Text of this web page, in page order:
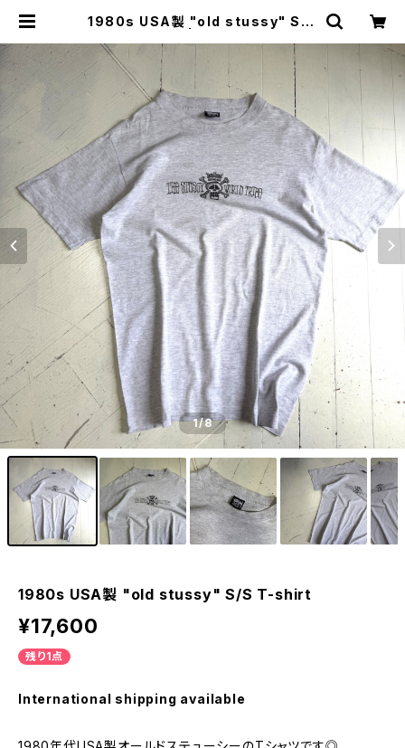
1980s USA製 "old stussy" S/S
1/8
1980s USA製 "old stussy" S/S T-shirt
¥17,600
残り1点
International shipping available